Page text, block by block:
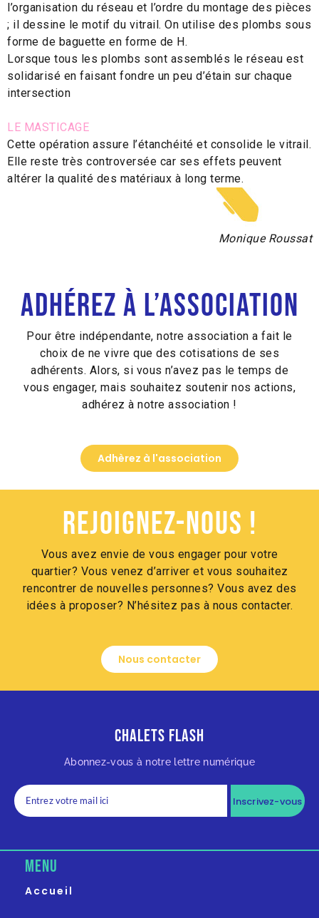
l’organisation du réseau et l’ordre du montage des pièces
; il dessine le motif du vitrail. On utilise des plombs sous
forme de baguette en forme de H.
Lorsque tous les plombs sont assemblés le réseau est
solidarisé en faisant fondre un peu d’étain sur chaque
intersection
LE MASTICAGE
Cette opération assure l’étanchéité et consolide le vitrail.
Elle reste très controversée car ses effets peuvent
altérer la qualité des matériaux à long terme.
Monique Roussat
Adhérez à l’association
Pour être indépendante, notre association a fait le
choix de ne vivre que des cotisations de ses
adhérents. Alors, si vous n’avez pas le temps de
vous engager, mais souhaitez soutenir nos actions,
adhérez à notre association !
Adhèrez à l'association
Rejoignez-nous !
Vous avez envie de vous engager pour votre
quartier? Vous venez d’arriver et vous souhaitez
rencontrer de nouvelles personnes? Vous avez des
idées à proposer? N’hésitez pas à nous contacter.
Nous contacter
Chalets Flash
Abonnez-vous à notre lettre numérique
Inscrivez-vous
MENU
Accueil